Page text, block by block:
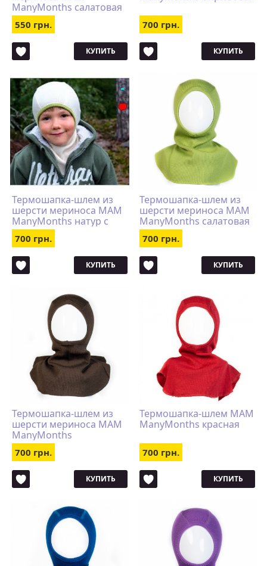
ManyMonths салатовая
550 грн.
КУПИТЬ
700 грн.
КУПИТЬ
Термошапка-шлем из
шерсти мериноса MAM
ManyMonths натур с
салатовой каймой
700 грн.
КУПИТЬ
Термошапка-шлем из
шерсти мериноса MAM
ManyMonths салатовая
700 грн.
КУПИТЬ
Термошапка-шлем из
шерсти мериноса MAM
ManyMonths
коричневая
700 грн.
КУПИТЬ
Термошапка-шлем MAM
ManyMonths красная
700 грн.
КУПИТЬ